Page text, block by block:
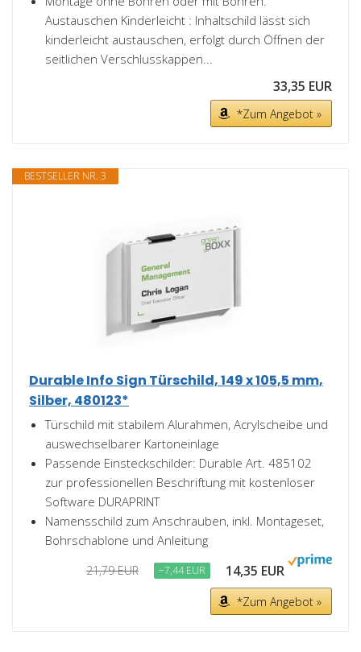
Austauschen Kinderleicht : Inhaltschild lässt sich
kinderleicht austauschen, erfolgt durch Öffnen der
seitlichen Verschlusskappen...
33,35 EUR
*Zum Angebot »
BESTSELLER NR. 3
Durable Info Sign Türschild, 149 x 105,5 mm,
Silber, 480123*
Türschild mit stabilem Alurahmen, Acrylscheibe und
auswechselbarer Kartoneinlage
Passende Einsteckschilder: Durable Art. 485102
zur professionellen Beschriftung mit kostenloser
Software DURAPRINT
Namensschild zum Anschrauben, inkl. Montageset,
Bohrschablone und Anleitung
21,79 EUR −7,44 EUR 14,35 EUR
*Zum Angebot »